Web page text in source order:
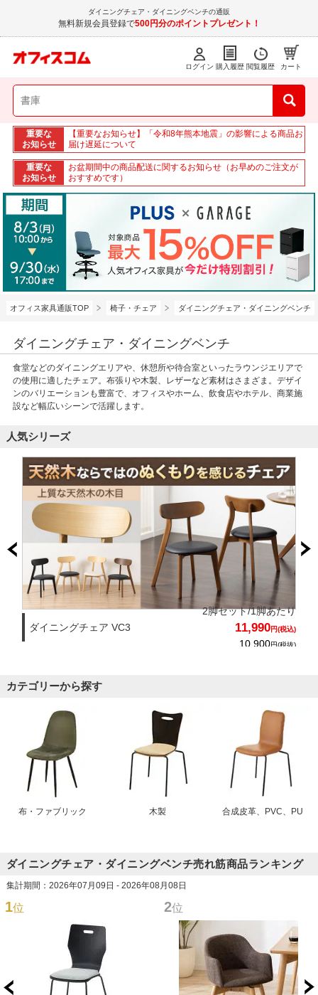
ダイニングチェア・ダイニングベンチの通販
無料新規会員登録で500円分のポイントプレゼント！
ログイン 購入履歴 閲覧履歴 カート
重要な
お知らせ
【重要なお知らせ】「令和8年熊本地震」の影響による商品お
届け遅延について
重要な
お知らせ
お盆期間中の商品配送に関するお知らせ（お早めのご注文が
おすすめです）
オフィス家具通販TOP 椅子・チェア ダイニングチェア・ダイニングベンチ
ダイニングチェア・ダイニングベンチ
食堂などのダイニングエリアや、休憩所や待合室といったラウンジエリアで
の使用に適したチェア。布張りや木製、レザーなど素材はさまざま。デザイ
ンのバリエーションも豊富で、オフィスやホーム、飲食店やホテル、商業施
設など幅広いシーンで活躍します。
人気シリーズ
ダイニングチェア VC3
2脚セット/1脚あたり
11,990円(税込)
10,900円(税抜)
カテゴリーから探す
布・ファブリック 木製 合成皮革、PVC、PU
ダイニングチェア・ダイニングベンチ売れ筋商品ランキング
集計期間：2026年07月09日 - 2026年08月08日
1位 2位